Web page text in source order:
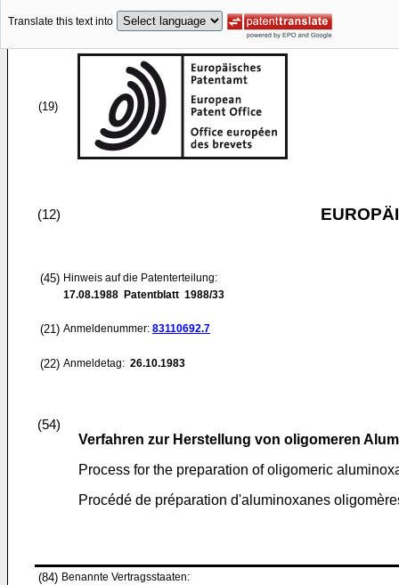
Translate this text into
(19)
(12)
(45) Hinweis auf die Patenterteilung:
17.08.1988 Patentblatt 1988/33
(21) Anmeldenummer: 83110692.7
(22) Anmeldetag: 26.10.1983
(54)
Verfahren zur Herstellung von oligomeren
Process for the preparation of oligomeric
Procédé de préparation d'aluminoxanes
(84) Benannte Vertragsstaaten: